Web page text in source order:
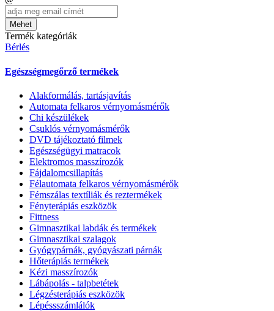
Mehet
Termék kategóriák
Bérlés
Egészségmegőrző termékek
Alakformálás, tartásjavítás
Automata felkaros vérnyomásmérők
Chi készülékek
Csuklós vérnyomásmérők
DVD tájékoztató filmek
Egészségügyi matracok
Elektromos masszírozók
Fájdalomcsillapítás
Félautomata felkaros vérnyomásmérők
Fémszálas textíliák és reztermékek
Fényterápiás eszközök
Fittness
Gimnasztikai labdák és termékek
Gimnasztikai szalagok
Gyógypárnák, gyógyászati párnák
Hőterápiás termékek
Kézi masszírozók
Lábápolás - talpbetétek
Légzésterápiás eszközök
Lépéssszámlálók